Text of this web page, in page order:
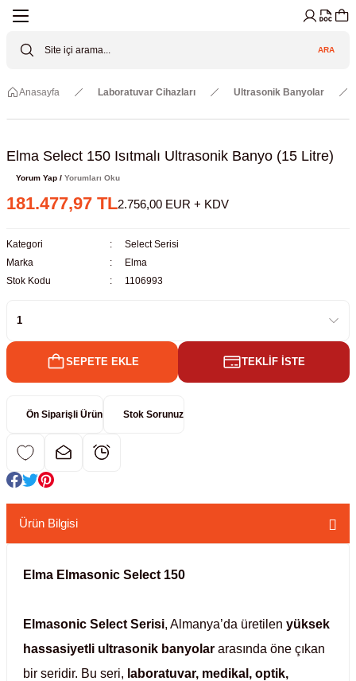
Cihazları
(Orbital Shaker)
Sarfları
Sıvıları
Boosters
Hunileri
ARA
Anasayfa Laboratuvar Cihazları Ultrasonik Banyolar
Elma Select 150 Isıtmalı Ultrasonik Banyo (15 Litre)
Yorum Yap / Yorumları Oku
181.477,97 TL2.756,00 EUR + KDV
Kategori
Select Serisi
Marka
Elma
Stok Kodu
1106993
SEPETE EKLE TEKLİF İSTE
Ön Siparişli Ürün Stok Sorunuz
Ürün Bilgisi
Elma Elmasonic Select 150
Elmasonic Select Serisi, Almanya’da üretilen yüksek
hassasiyetli ultrasonik banyolar arasında öne çıkan
bir seridir. Bu seri, laboratuvar, medikal, optik,